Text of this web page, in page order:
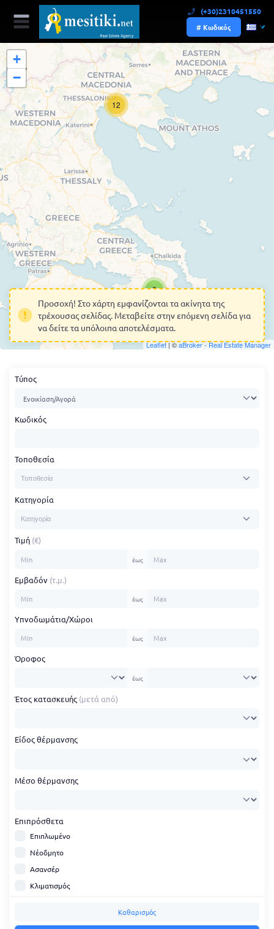
(+30)2310451550
# Κωδικός
8
12
+
−
Leaflet| ©aBroker - Real Estate Manager
Προσοχή! Στο χάρτη εμφανίζονται τα ακίνητα της
τρέχουσας σελίδας. Μεταβείτε στην επόμενη σελίδα για
να δείτε τα υπόλοιπα αποτελέσματα.
Τύπος
Κωδικός
Τοποθεσία
Κατηγορία
Τιμή (€)
έως
Εμβαδόν (τ.μ.)
έως
Υπνοδωμάτια/Χώροι
έως
Όροφος
έως
Έτος κατασκευής (μετά από)
Είδος θέρμανσης
Μέσο θέρμανσης
Επιπρόσθετα
Επιπλωμένο
Νέοδμητο
Ασανσέρ
Κλιματισμός
Καθαρισμός